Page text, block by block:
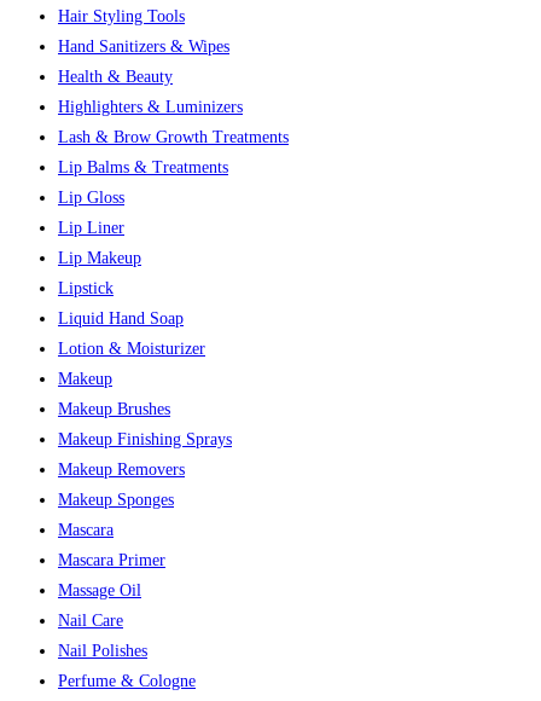
Hair Styling Tools
Hand Sanitizers & Wipes
Health & Beauty
Highlighters & Luminizers
Lash & Brow Growth Treatments
Lip Balms & Treatments
Lip Gloss
Lip Liner
Lip Makeup
Lipstick
Liquid Hand Soap
Lotion & Moisturizer
Makeup
Makeup Brushes
Makeup Finishing Sprays
Makeup Removers
Makeup Sponges
Mascara
Mascara Primer
Massage Oil
Nail Care
Nail Polishes
Perfume & Cologne